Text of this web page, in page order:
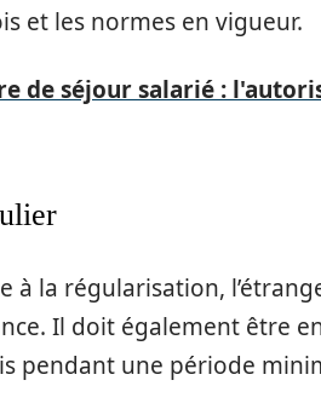
et les normes en vigueur.
de séjour salarié :
à la régularisation,
Il doit également être
pendant une période